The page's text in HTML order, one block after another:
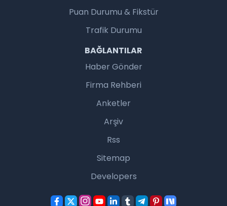
Puan Durumu & Fikstür
Trafik Durumu
BAĞLANTILAR
Haber Gönder
Firma Rehberi
Anketler
Arşiv
Rss
Sitemap
Developers